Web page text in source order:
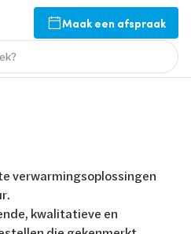
Maak een afspraak
verwarmingsoplossingen
kwalitatieve en